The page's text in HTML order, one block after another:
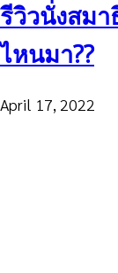
รีวิวนั่งสม
ไหนมา??
April 17, 2022